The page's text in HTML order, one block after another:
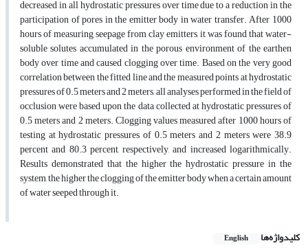
decreased in all hydrostatic pressures over time due to a reduction in the
participation of pores in the emitter body in water transfer. After 1000
hours of measuring seepage from clay emitters, it was found that water-
soluble solutes accumulated in the porous environment of the earthen
body over time and caused clogging over time. Based on the very good
correlation between the fitted line and the measured points at hydrostatic
pressures of 0.5 meters and 2 meters, all analyses performed in the field of
occlusion were based upon the data collected at hydrostatic pressures of
0.5 meters and 2 meters. Clogging values measured after 1000 hours of
testing at hydrostatic pressures of 0.5 meters and 2 meters were 38.9
percent and 80.3 percent, respectively, and increased logarithmically.
Results demonstrated that the higher the hydrostatic pressure in the
system, the higher the clogging of the emitter body when a certain amount
of water seeped through it.
کلیدواژه‌ها English